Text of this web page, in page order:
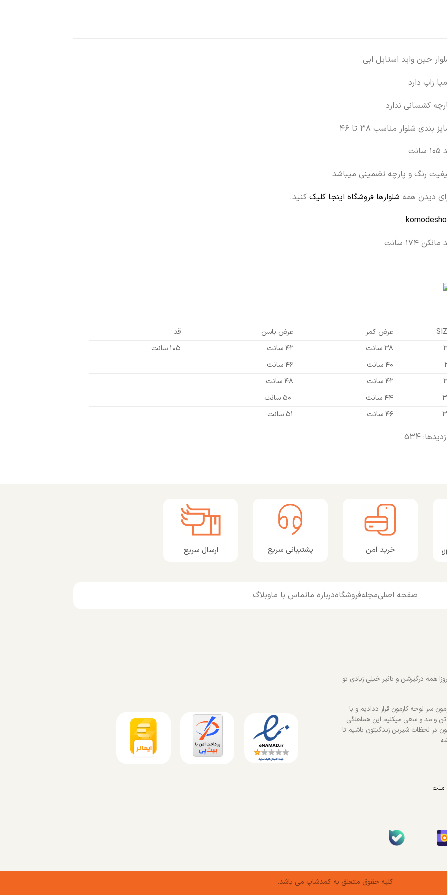
جین واید استایل ابی
زاپ دارد
کشسانی ندارد
بندی شلوار مناسب ۳۸ تا ۴۶
رنگ و پارچه تضمینی میباشد
دیدن همه شلوارها فروشگاه اینجا کلیک کنید.
۱۷۴ سانت
عرض کمر عرض باسن
قد
۳۸ سانت ۴۲ سانت
۱۰۵ سانت
۴۰ سانت
۴۶ سانت
۴۲ سانت
۴۸ سانت
۴۴ سانت
۴۶ سانت ۵۱ سانت
534
خرید امن پشتیبانی سریع ارسال سریع
صفحه اصلیمجلهفروشگاهدرباره ماتماس با ماوبلاگ
همه درگیرشن و تاثیر خیلی زیادی تو
سر لوحه کارمون قرار ددادیم و با
و مد و سعی میکنیم این هماهنگی
در لحظات شیرین زندگیتون باشیم تا
ملت
کلیه حقوق متعلق به کمدشاپ می باشد.